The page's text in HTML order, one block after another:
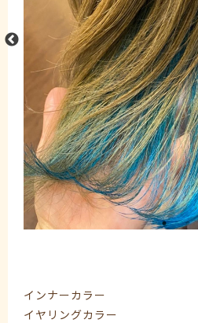
インナーカラー
イヤリングカラー